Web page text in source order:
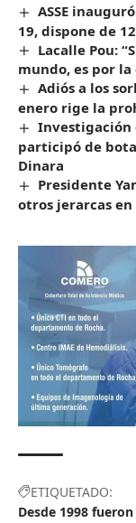
ASSE
19, dispone de
Lacalle Pou:
mundo, es por
Adiós a los
enero rige la
Investigación
participó de
Dinara
Presidente
otros jerarcas en
ETIQUETADO:
Desde 1998